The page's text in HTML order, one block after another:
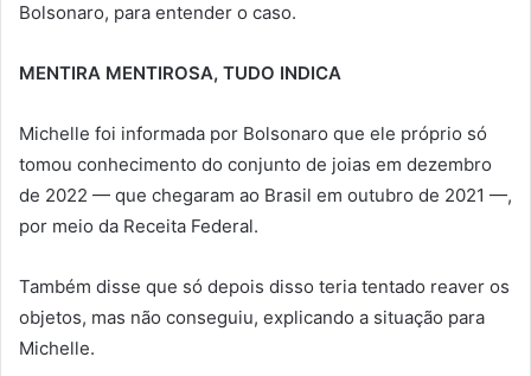
Bolsonaro, para entender o caso.
MENTIRA MENTIROSA, TUDO INDICA
Michelle foi informada por Bolsonaro que ele próprio só
tomou conhecimento do conjunto de joias em dezembro
de 2022 — que chegaram ao Brasil em outubro de 2021 —,
por meio da Receita Federal.
Também disse que só depois disso teria tentado reaver os
objetos, mas não conseguiu, explicando a situação para
Michelle.